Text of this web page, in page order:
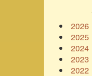
2026
2025
2024
2023
2022